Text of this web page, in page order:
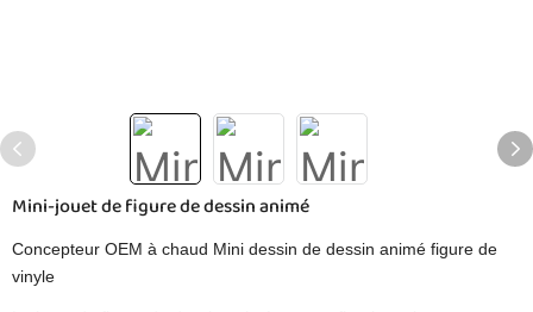
Mini-jouet de figure de dessin animé
Concepteur OEM à chaud Mini dessin de dessin animé figure de
vinyle